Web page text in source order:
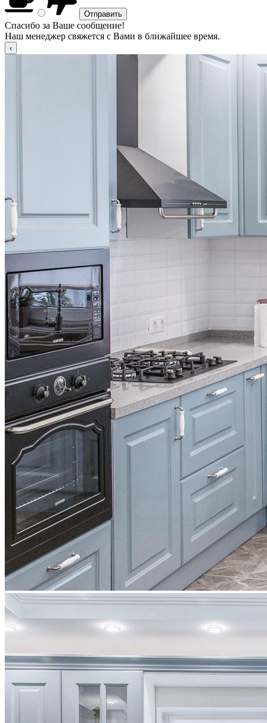
Спасибо за Ваше сообщение!
Наш менеджер свяжется с Вами в ближайшее время.